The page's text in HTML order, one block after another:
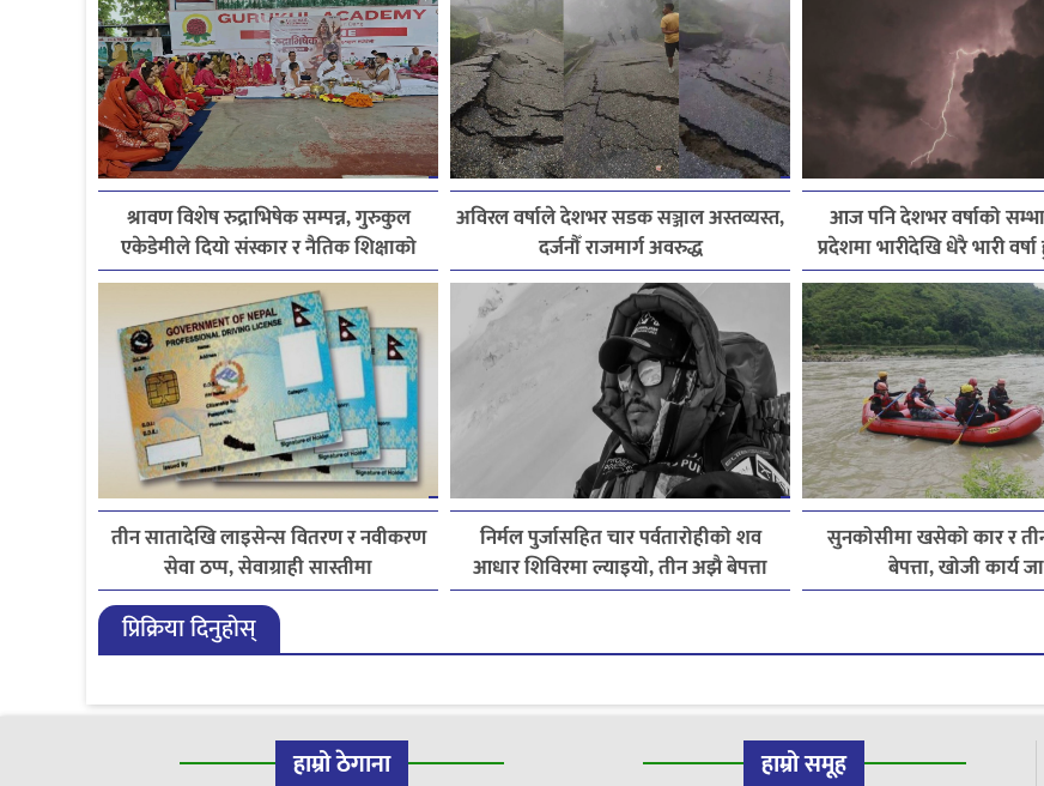
श्रावण विशेष रुद्राभिषेक सम्पन्न, गुरुकुल
एकेडेमीले दियो संस्कार र नैतिक शिक्षाको
सन्देश
अविरल वर्षाले देशभर सडक सञ्जाल अस्तव्यस्त,
दर्जनौँ राजमार्ग अवरुद्ध
आज पनि देशभर वर्षाको
प्रदेशमा भारीदेखि धेरै भारी
तीन सातादेखि लाइसेन्स वितरण र नवीकरण
सेवा ठप्प, सेवाग्राही सास्तीमा
निर्मल पुर्जासहित चार पर्वतारोहीको शव
आधार शिविरमा ल्याइयो, तीन अझै बेपत्ता
सुनकोसीमा खसेको कार र
बेपत्ता, खोजी कार्य
प्रिक्रिया दिनुहोस्
हाम्रो ठेगाना हाम्रो समूह